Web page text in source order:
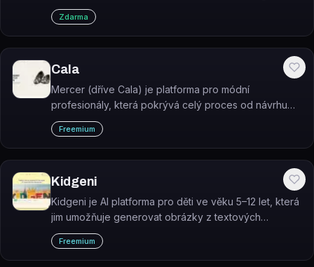
najít odpovědi na vaše módní dotazy. Použijte ji k
tomu, abyste vždy vypadali nejlépe.
Zdarma
Cala
Mercer (dříve Cala) je platforma pro módní
profesionály, která pokrývá celý proces od návrhu
produktu až po výrobu a logistiku.
Freemium
Kidgeni
Kidgeni je AI platforma pro děti ve věku 5–12 let, která
jim umožňuje generovat obrázky z textových
promptů, psát interaktivní příběhy a transformovat
vlastní kresby do AI umění.
Freemium